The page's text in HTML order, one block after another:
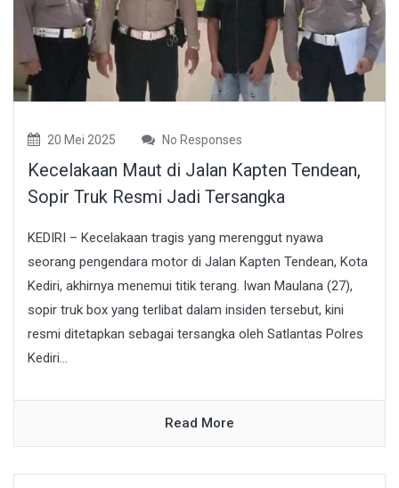
20 Mei 2025 No Responses
Kecelakaan Maut di Jalan Kapten Tendean,
Sopir Truk Resmi Jadi Tersangka
KEDIRI – Kecelakaan tragis yang merenggut nyawa
seorang pengendara motor di Jalan Kapten Tendean, Kota
Kediri, akhirnya menemui titik terang. Iwan Maulana (27),
sopir truk box yang terlibat dalam insiden tersebut, kini
resmi ditetapkan sebagai tersangka oleh Satlantas Polres
Kediri...
Read More